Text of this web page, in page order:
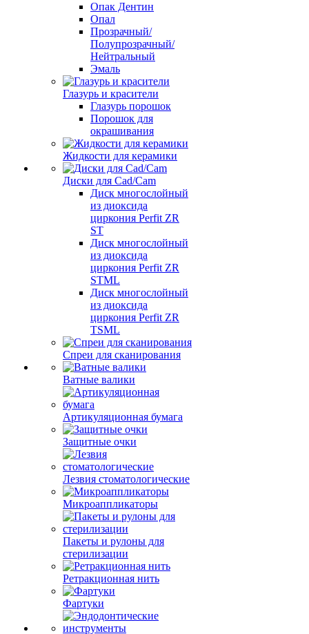
Опак Дентин
Опал
Прозрачный/
Полупрозрачный/
Нейтральный
Эмаль
Глазурь и красители
Глазурь порошок
Порошок для
окрашивания
Жидкости для керамики
Диски для Cad/Cam
Диск многослойный
из диоксида
циркония Perfit ZR
ST
Диск многослойный
из диоксида
циркония Perfit ZR
STML
Диск многослойный
из диоксида
циркония Perfit ZR
TSML
Спреи для сканирования
Ватные валики
Артикуляционная бумага
Защитные очки
Лезвия стоматологические
Микроаппликаторы
Пакеты и рулоны для
стерилизации
Ретракционная нить
Фартуки